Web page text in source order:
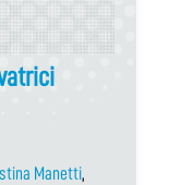
Manetti,